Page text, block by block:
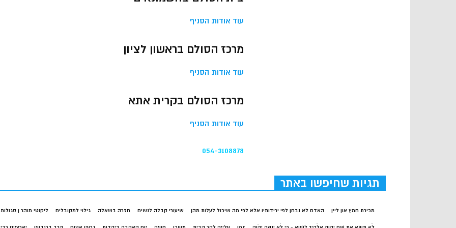
עוד אודות הסניף
מרכז הסולם בראשון לציון
עוד אודות הסניף
מרכז הסולם בקרית אתא
עוד אודות הסניף
054-3108878
תגיות שחיפשו באתר
מכירת חמץ און ליין האדם לא נבחן לפי ירידותיו אלא לפי מה שיכול לעלות מהן שיעורי קבלה לנשים חזרה בשאלה גילוי למקובלים ליקוטי מוהר ן סגולות